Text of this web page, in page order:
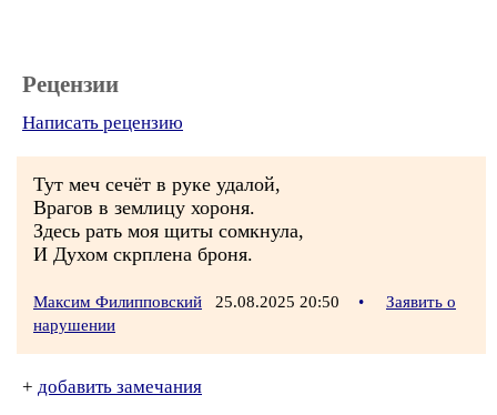
Рецензии
Написать рецензию
Тут меч сечёт в руке удалой,
Врагов в землицу хороня.
Здесь рать моя щиты сомкнула,
И Духом скрплена броня.
Максим Филипповский 25.08.2025 20:50 •
Заявить о
нарушении
+ добавить замечания